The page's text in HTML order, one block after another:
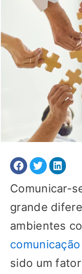
Comunicar-
grande
ambientes
comunicação
sido um